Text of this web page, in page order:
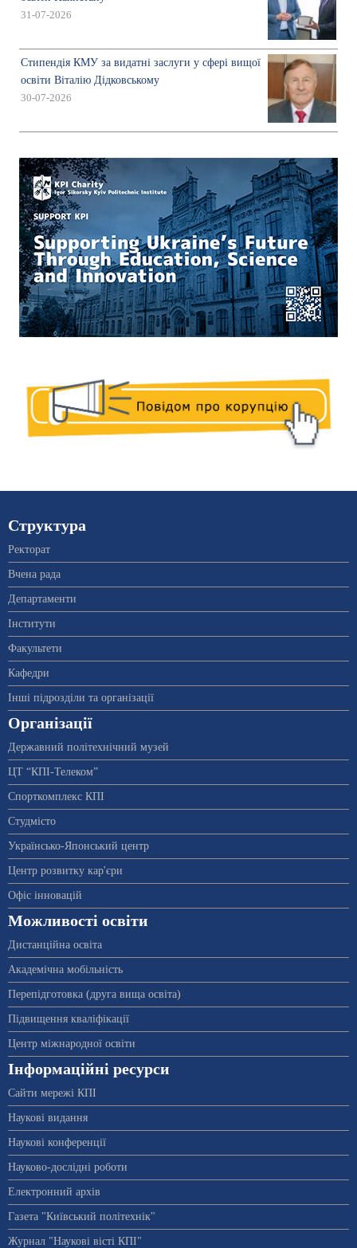
31-07-2026
Стипендія КМУ за видатні заслуги у сфері вищої
освіти Віталію Дідковському
30-07-2026
Структура
Ректорат
Вчена рада
Департаменти
Інститути
Факультети
Кафедри
Інші підрозділи та організації
Організації
Державний політехнічний музей
ЦТ “КПІ-Телеком”
Спорткомплекс КПІ
Студмісто
Українсько-Японський центр
Центр розвитку кар'єри
Офіс інновацій
Можливості освіти
Дистанційна освіта
Академічна мобільність
Перепідготовка (друга вища освіта)
Підвищення кваліфікації
Центр міжнародної освіти
Інформаційні ресурси
Сайти мережі КПІ
Наукові видання
Наукові конференції
Науково-дослідні роботи
Електронний архів
Газета "Київський політехнік"
Журнал "Наукові вісті КПІ"